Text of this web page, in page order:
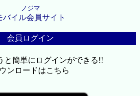
ノジマ
バイル会員サイト
会員ログイン
と簡単にログインができる!!
ンロードはこちら